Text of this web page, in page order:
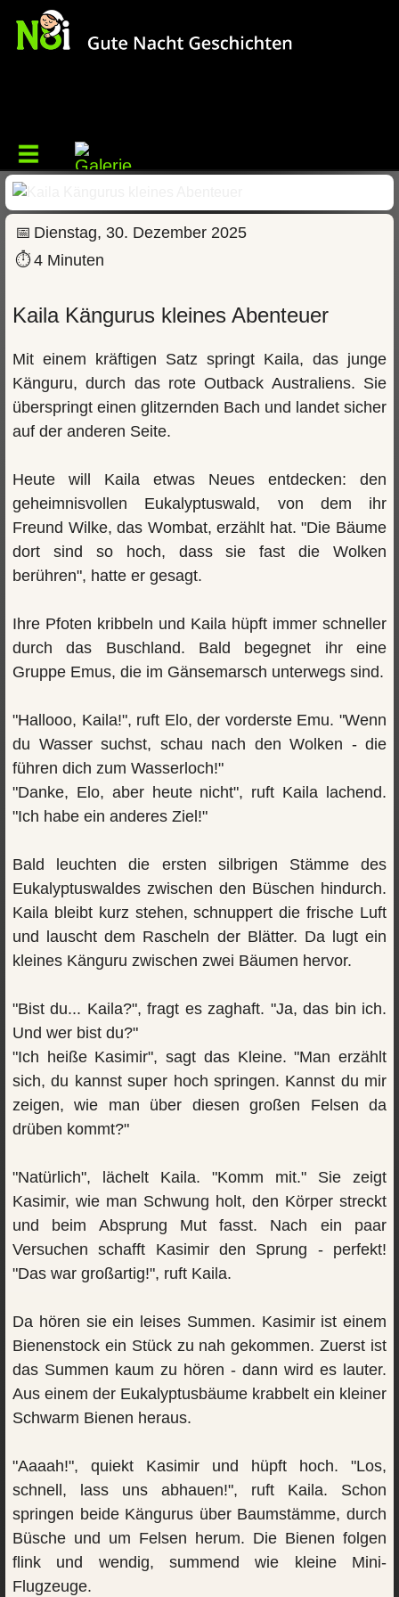
📅 Dienstag, 30. Dezember 2025
⏱4 Minuten
Kaila Kängurus kleines Abenteuer
Mit einem kräftigen Satz springt Kaila, das junge
Känguru, durch das rote Outback Australiens. Sie
überspringt einen glitzernden Bach und landet sicher
auf der anderen Seite.
Heute will Kaila etwas Neues entdecken: den
geheimnisvollen Eukalyptuswald, von dem ihr
Freund Wilke, das Wombat, erzählt hat. "Die Bäume
dort sind so hoch, dass sie fast die Wolken
berühren", hatte er gesagt.
Ihre Pfoten kribbeln und Kaila hüpft immer schneller
durch das Buschland. Bald begegnet ihr eine
Gruppe Emus, die im Gänsemarsch unterwegs sind.
"Hallooo, Kaila!", ruft Elo, der vorderste Emu. "Wenn
du Wasser suchst, schau nach den Wolken - die
führen dich zum Wasserloch!"
"Danke, Elo, aber heute nicht", ruft Kaila lachend.
"Ich habe ein anderes Ziel!"
Bald leuchten die ersten silbrigen Stämme des
Eukalyptuswaldes zwischen den Büschen hindurch.
Kaila bleibt kurz stehen, schnuppert die frische Luft
und lauscht dem Rascheln der Blätter. Da lugt ein
kleines Känguru zwischen zwei Bäumen hervor.
"Bist du... Kaila?", fragt es zaghaft. "Ja, das bin ich.
Und wer bist du?"
"Ich heiße Kasimir", sagt das Kleine. "Man erzählt
sich, du kannst super hoch springen. Kannst du mir
zeigen, wie man über diesen großen Felsen da
drüben kommt?"
"Natürlich", lächelt Kaila. "Komm mit." Sie zeigt
Kasimir, wie man Schwung holt, den Körper streckt
und beim Absprung Mut fasst. Nach ein paar
Versuchen schafft Kasimir den Sprung - perfekt!
"Das war großartig!", ruft Kaila.
Da hören sie ein leises Summen. Kasimir ist einem
Bienenstock ein Stück zu nah gekommen. Zuerst ist
das Summen kaum zu hören - dann wird es lauter.
Aus einem der Eukalyptusbäume krabbelt ein kleiner
Schwarm Bienen heraus.
"Aaaah!", quiekt Kasimir und hüpft hoch. "Los,
schnell, lass uns abhauen!", ruft Kaila. Schon
springen beide Kängurus über Baumstämme, durch
Büsche und um Felsen herum. Die Bienen folgen
flink und wendig, summend wie kleine Mini-
Flugzeuge.